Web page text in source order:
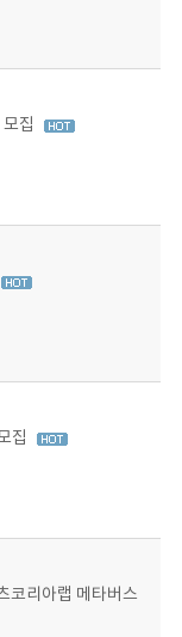
집
집
코리아랩 메타버스